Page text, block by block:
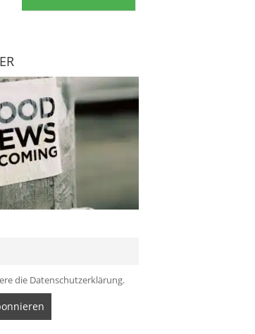
die Datenschutzerklärung.